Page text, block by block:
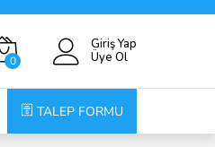
0
Giriş Yap
Üye Ol
TALEP FORMU